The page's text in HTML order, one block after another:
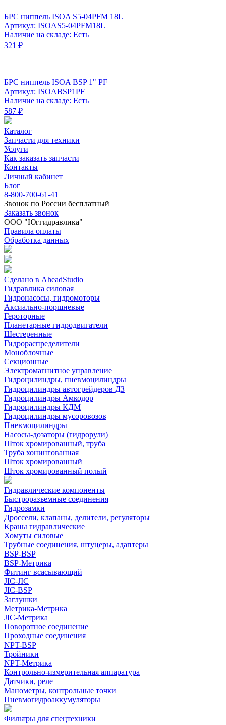
БРС ниппель ISOA S5-04PFM 18L
Артикул: ISOAS5-04PFM18L
Наличие на складе: Есть
321 ₽
БРС ниппель ISOA BSP 1" PF
Артикул: ISOABSP1PF
Наличие на складе: Есть
587 ₽
Каталог
Запчасти для техники
Услуги
Как заказать запчасти
Контакты
Личный кабинет
Блог
8-800-700-61-41
Звонок по России бесплатный
Заказать звонок
ООО "Юггидравлика"
Правила оплаты
Обработка данных
Сделано в AheadStudio
Гидравлика силовая
Гидронасосы, гидромоторы
Аксиально-поршневые
Героторные
Планетарные гидродвигатели
Шестеренные
Гидрораспределители
Моноблочные
Секционные
Электромагнитное управление
Гидроцилиндры, пневмоцилиндры
Гидроцилиндры автогрейдеров ДЗ
Гидроцилиндры Амкодор
Гидроцилиндры КДМ
Гидроцилиндры мусоровозов
Пневмоцилиндры
Насосы-дозаторы (гидрорули)
Шток хромированный, труба
Труба хонингованная
Шток хромированный
Шток хромированный полый
Гидравлические компоненты
Быстроразъемные соединения
Гидрозамки
Дроссели, клапаны, делители, регуляторы
Краны гидравлические
Хомуты силовые
Трубные соединения, штуцеры, адаптеры
BSP-BSP
BSP-Метрика
Фитинг всасывающий
JIC-JIC
JIC-BSP
Заглушки
Метрика-Метрика
JIC-Метрика
Поворотное соединение
Проходные соединения
NPT-BSP
Тройники
NPT-Метрика
Контрольно-измерительная аппаратура
Датчики, реле
Манометры, контрольные точки
Пневмогидроаккумуляторы
Фильтры для спецтехники